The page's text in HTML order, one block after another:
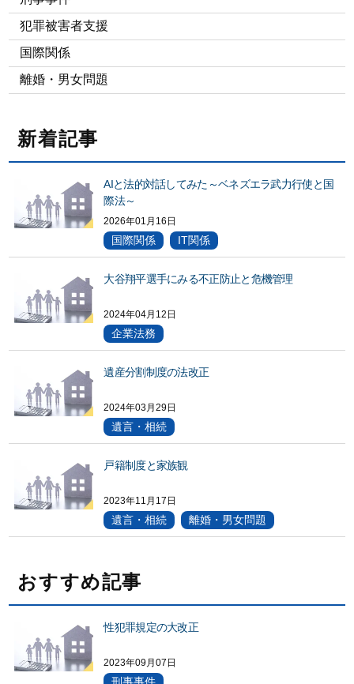
犯罪被害者支援
国際関係
離婚・男女問題
新着記事
AIと法的対話してみた～ベネズエラ武力行使と国
際法～
2026年01月16日
国際関係 IT関係
大谷翔平選手にみる不正防止と危機管理
2024年04月12日
企業法務
遺産分割制度の法改正
2024年03月29日
遺言・相続
戸籍制度と家族観
2023年11月17日
遺言・相続 離婚・男女問題
おすすめ記事
性犯罪規定の大改正
2023年09月07日